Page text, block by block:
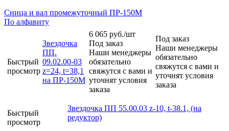
Сница и вал промежуточный ПР-150М
По алфавиту
Быстрый
просмотр
Звездочка
ПП.
09.02.00-03
z=24, t=38,1
на ПР-150М
6 065 руб./шт
Под заказ
Наши менеджеры
обязательно
свяжутся с вами и
уточнят условия
заказа
Под заказ
Наши менеджеры
обязательно
свяжутся с вами и
уточнят условия
заказа
Быстрый
просмотр
Звездочка ПП 55.00.03 z-10, t-38.1, (на
редуктор)